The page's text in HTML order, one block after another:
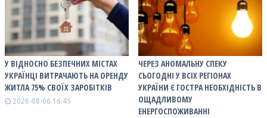
У ВІДНОСНО БЕЗПЕЧНИХ МІСТАХ
УКРАЇНЦІ ВИТРАЧАЮТЬ НА ОРЕНДУ
ЖИТЛА 75% СВОЇХ ЗАРОБІТКІВ
2026-08-06 16:45
ЧЕРЕЗ АНОМАЛЬНУ СПЕКУ
СЬОГОДНІ У ВСІХ РЕГІОНАХ
УКРАЇНИ Є ГОСТРА НЕОБХІДНІСТЬ В
ОЩАДЛИВОМУ
ЕНЕРГОСПОЖИВАННІ